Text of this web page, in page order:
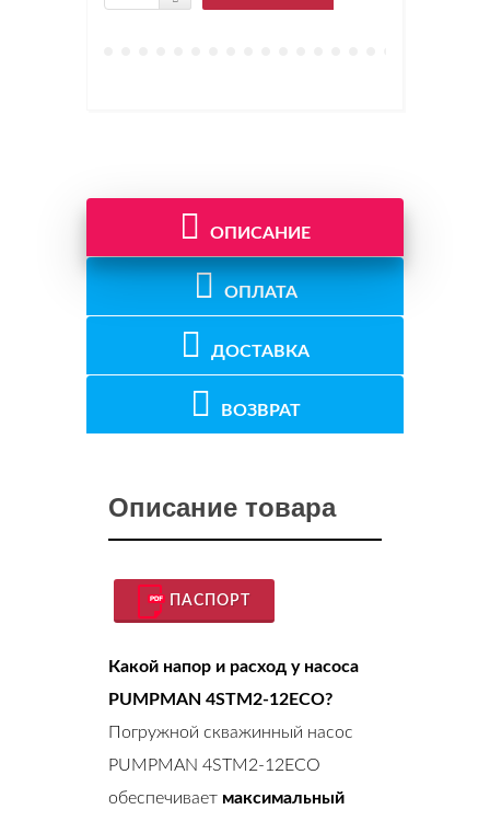
ОПИСАНИЕ
ОПЛАТА
ДОСТАВКА
ВОЗВРАТ
Описание товара
ПАСПОРТ
Какой напор и расход у насоса
PUMPMAN 4STM2-12ECO?
Погружной скважинный насос
PUMPMAN 4STM2-12ECO
обеспечивает максимальный